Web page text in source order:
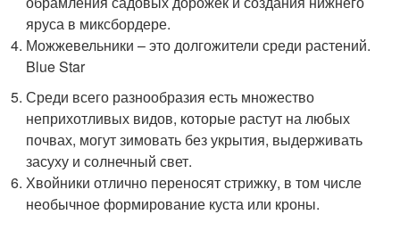
яруса в миксбордере.
Можжевельники – это долгожители среди растений.
Blue Star
Среди всего разнообразия есть множество
неприхотливых видов, которые растут на любых
почвах, могут зимовать без укрытия, выдерживать
засуху и солнечный свет.
Хвойники отлично переносят стрижку, в том числе
необычное формирование куста или кроны.